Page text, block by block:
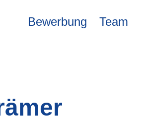
Bewerbung Team